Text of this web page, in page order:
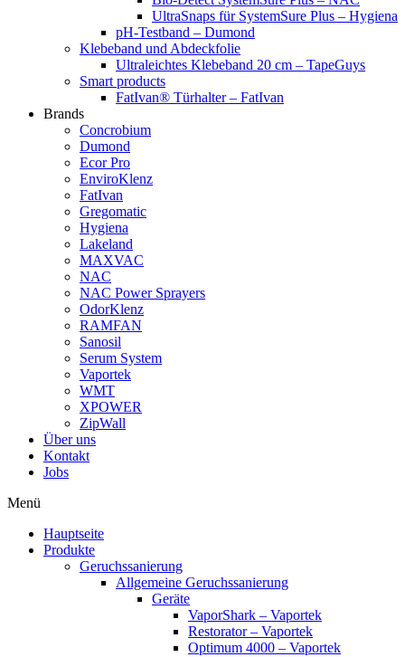
UltraSnaps für SystemSure Plus – Hygiena
pH-Testband – Dumond
Klebeband und Abdeckfolie
Ultraleichtes Klebeband 20 cm – TapeGuys
Smart products
FatIvan® Türhalter – FatIvan
Brands
Concrobium
Dumond
Ecor Pro
EnviroKlenz
FatIvan
Gregomatic
Hygiena
Lakeland
MAXVAC
NAC
NAC Power Sprayers
OdorKlenz
RAMFAN
Sanosil
Serum System
Vaportek
WMT
XPOWER
ZipWall
Über uns
Kontakt
Jobs
Menü
Hauptseite
Produkte
Geruchssanierung
Allgemeine Geruchssanierung
Geräte
VaporShark – Vaportek
Restorator – Vaportek
Optimum 4000 – Vaportek